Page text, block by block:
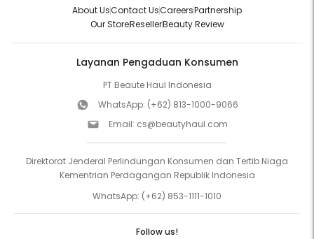
About UsContact UsCareersPartnership
Our StoreResellerBeauty Review
Layanan Pengaduan Konsumen
PT Beaute Haul Indonesia
WhatsApp: (+62) 813-1000-9066
Email: cs@beautyhaul.com
Direktorat Jenderal Perlindungan Konsumen dan Tertib Niaga
Kementrian Perdagangan Republik Indonesia
WhatsApp: (+62) 853-1111-1010
Follow us!